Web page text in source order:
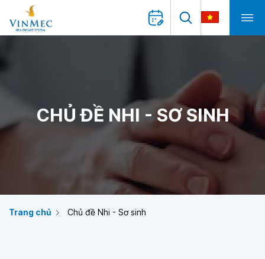
CHỦ ĐỀ NHI - SƠ SINH
Trang chủ Chủ đề Nhi - Sơ sinh